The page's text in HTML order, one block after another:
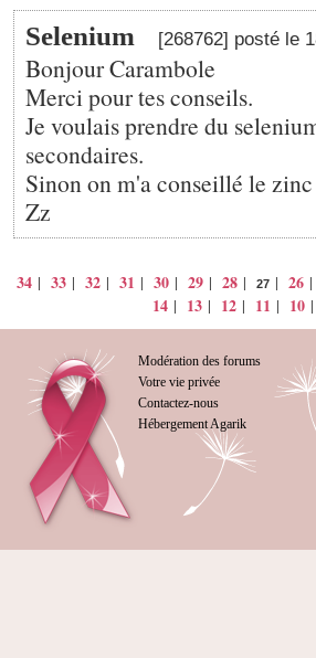
Selenium [268762] posté le
Bonjour Carambole
Merci pour tes conseils.
Je voulais prendre du
secondaires.
Sinon on m'a conseillé le
Zz
34 | 33 | 32 | 31 | 30 | 29 | 28 | 27 | 26 |
14 | 13 | 12 | 11 | 10
Modération des forums
Votre vie privée
Contactez-nous
Hébergement Agarik